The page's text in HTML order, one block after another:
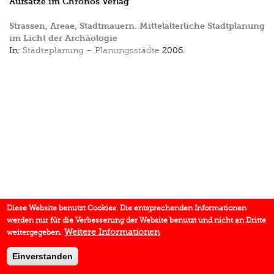
Strassen, Areae, Stadtmauern. Mittelalterliche Stadtplanung
im Licht der Archäologie
In: Städteplanung – Planungsstädte 2006.
Diese Website benutzt Cookies. Die entsprechenden Informationen
werden nur für die Verbesserung der Website benutzt und nicht an Dritte
weitergegeben. Weitere Informationen
Einverstanden